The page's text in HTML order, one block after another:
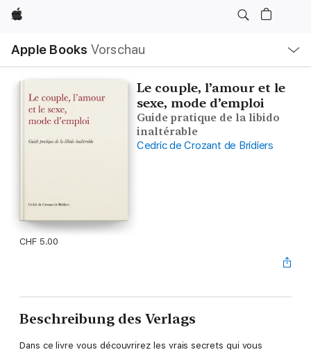
Apple
Apple Books Vorschau
Navigation
Menü
öffnen
Le couple, l’amour et le
sexe, mode d’emploi
Guide pratique de la libido
inaltérable
Cedric de Crozant de Bridiers
CHF 5.00
Beschreibung des Verlags
Dans ce livre vous découvrirez les vrais secrets qui vous